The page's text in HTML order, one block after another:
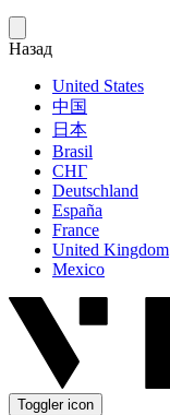
Назад
United States
中国
日本
Brasil
СНГ
Deutschland
España
France
United Kingdom
Mexico
Toggler icon